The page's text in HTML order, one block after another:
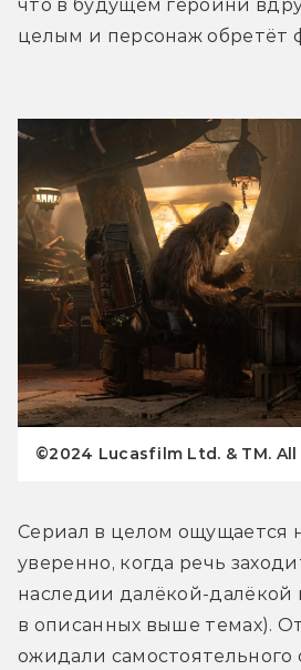
что в будущем героини
целым и персонаж обретёт
©2024 Lucasfilm Ltd. & TM.
Сериал в целом ощущается
уверенно, когда речь
наследии далёкой-далёкой
в описанных выше темах).
ожидали самостоятельного